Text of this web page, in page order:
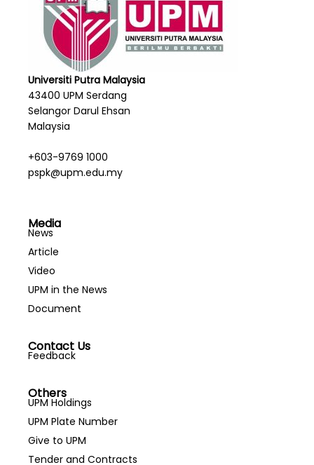
Universiti Putra Malaysia
43400 UPM Serdang
Selangor Darul Ehsan
Malaysia
+603-9769 1000
pspk@upm.edu.my
Media
News
Article
Video
UPM in the News
Document
Contact Us
Feedback
Others
UPM Holdings
UPM Plate Number
Give to UPM
Tender and Contracts